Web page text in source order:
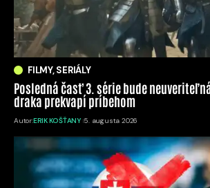
FILMY, SERIÁLY
Posledná časť 3. série bude
draka prekvapí príbehom
Autor:ERIK KOŠŤANY 5. augusta 2026